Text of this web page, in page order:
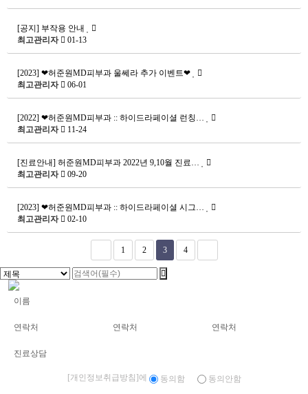
[공지] 부작용 안내
최고관리자
01-13
[2023] ❤허준원MD피부과 울쎄라 추가 이벤트❤
최고관리자
06-01
[2022] ❤허준원MD피부과 :: 하이드라페이셜 런칭…
최고관리자
11-24
[진료안내] 허준원MD피부과 2022년 9,10월 진료…
최고관리자
09-20
[2023] ❤허준원MD피부과 :: 하이드라페이셜 시그…
최고관리자
02-10
1 2 3 4
[개인정보취급방침] 에 동의함 동의안함